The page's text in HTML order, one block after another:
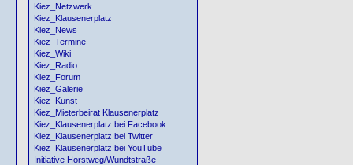
Kiez_Netzwerk
Kiez_Klausenerplatz
Kiez_News
Kiez_Termine
Kiez_Wiki
Kiez_Radio
Kiez_Forum
Kiez_Galerie
Kiez_Kunst
Kiez_Mieterbeirat Klausenerplatz
Kiez_Klausenerplatz bei Facebook
Kiez_Klausenerplatz bei Twitter
Kiez_Klausenerplatz bei YouTube
Initiative Horstweg/Wundtstraße